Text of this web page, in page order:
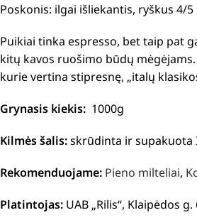
Poskonis: ilgai išliekantis, ryškus 4/5
Puikiai tinka espresso, bet taip pat
kitų kavos ruošimo būdų
kurie vertina stipresnę, „italų
Grynasis kiekis: 1000g
Kilmės šalis:skrūdinta ir supakuota
Rekomenduojame: Pieno milteliai,
Platintojas: UAB „Rilis“, Klaipėdos